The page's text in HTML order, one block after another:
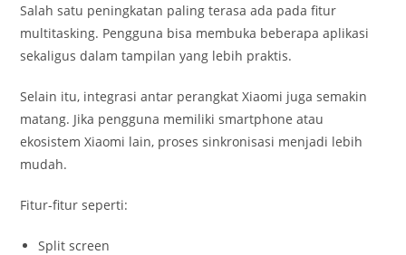
Salah satu peningkatan paling terasa ada pada fitur
multitasking. Pengguna bisa membuka beberapa aplikasi
sekaligus dalam tampilan yang lebih praktis.
Selain itu, integrasi antar perangkat Xiaomi juga semakin
matang. Jika pengguna memiliki smartphone atau
ekosistem Xiaomi lain, proses sinkronisasi menjadi lebih
mudah.
Fitur-fitur seperti:
Split screen